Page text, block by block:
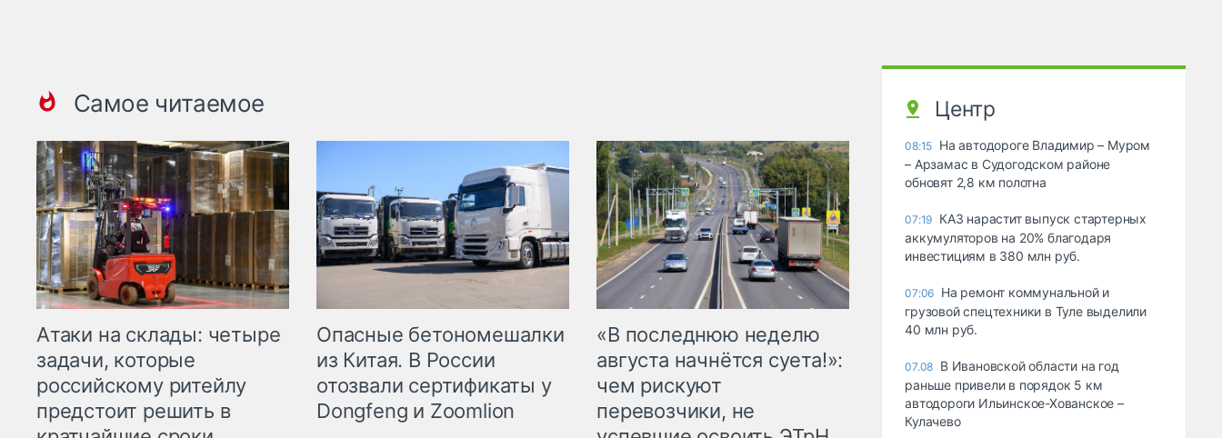
Самое читаемое
Атаки на склады: четыре
задачи, которые
российскому ритейлу
предстоит решить в
Опасные бетономешалки
из Китая. В России
отозвали сертификаты у
Dongfeng и Zoomlion
«В последнюю неделю
августа начнётся суета!»:
чем рискуют
перевозчики, не
Центр
08:15 На автодороге Владимир – Муром
– Арзамас в Судогодском районе
обновят 2,8 км полотна
07:19 КАЗ нарастит выпуск стартерных
аккумуляторов на 20% благодаря
инвестициям в 380 млн руб.
07:06 На ремонт коммунальной и
грузовой спецтехники в Туле выделили
40 млн руб.
07.08 В Ивановской области на год
раньше привели в порядок 5 км
автодороги Ильинское-Хованское –
Кулачево